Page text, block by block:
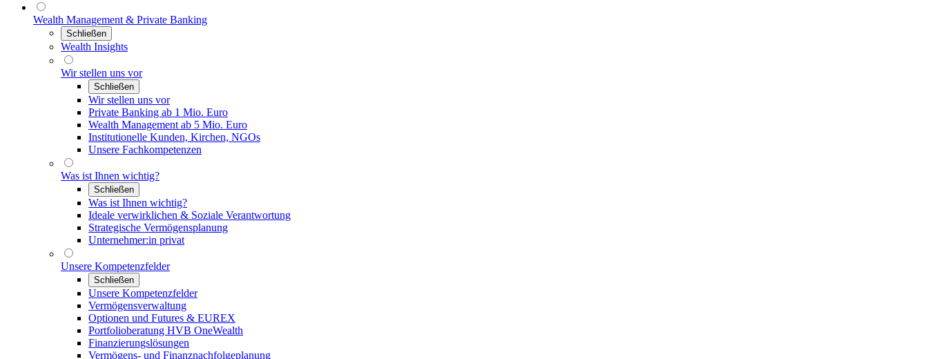
Wealth Management & Private Banking
Schließen
Wealth Insights
Wir stellen uns vor
Schließen
Wir stellen uns vor
Private Banking ab 1 Mio. Euro
Wealth Management ab 5 Mio. Euro
Institutionelle Kunden, Kirchen, NGOs
Unsere Fachkompetenzen
Was ist Ihnen wichtig?
Schließen
Was ist Ihnen wichtig?
Ideale verwirklichen & Soziale Verantwortung
Strategische Vermögensplanung
Unternehmer:in privat
Unsere Kompetenzfelder
Schließen
Unsere Kompetenzfelder
Vermögensverwaltung
Optionen und Futures & EUREX
Portfolioberatung HVB OneWealth
Finanzierungslösungen
Vermögens- und Finanznachfolgeplanung